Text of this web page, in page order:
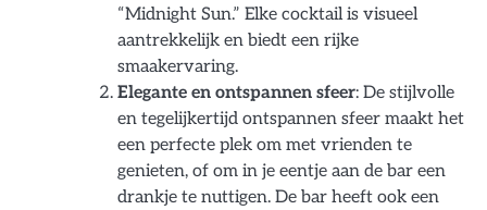
“Midnight Sun.” Elke cocktail is visueel
aantrekkelijk en biedt een rijke
smaakervaring.
Elegante en ontspannen sfeer: De stijlvolle
en tegelijkertijd ontspannen sfeer maakt het
een perfecte plek om met vrienden te
genieten, of om in je eentje aan de bar een
drankje te nuttigen. De bar heeft ook een